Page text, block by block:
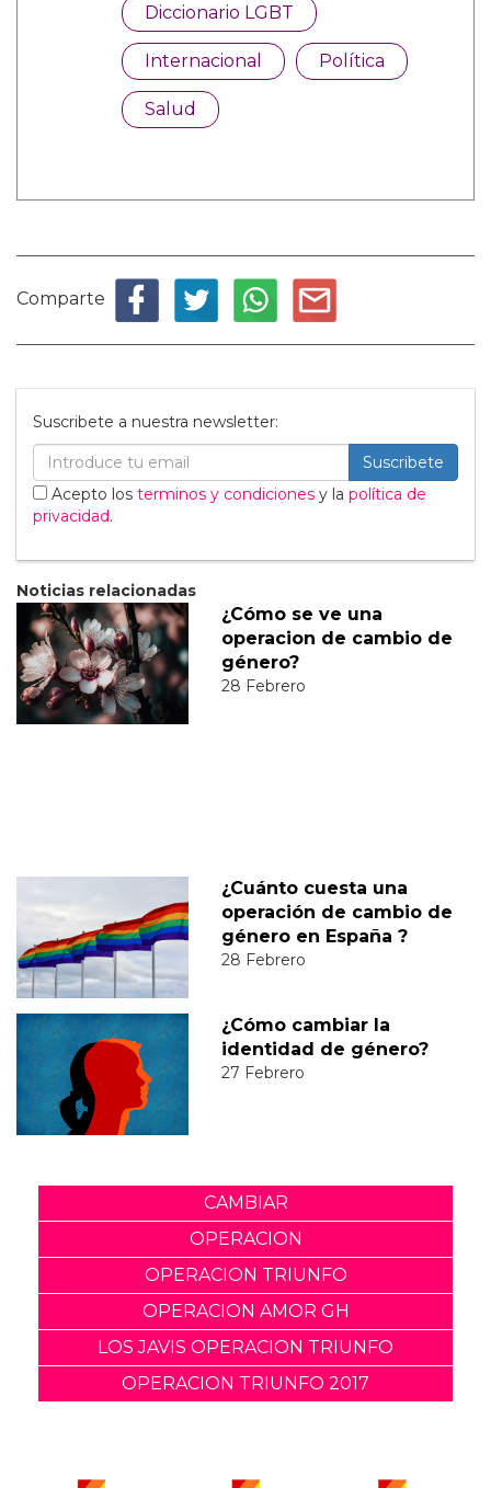
Diccionario LGBT
Internacional Política
Salud
Comparte
Suscribete a nuestra newsletter:
Suscribete
Acepto los terminos y condiciones y la política de
privacidad.
Noticias relacionadas
¿Cómo se ve una
operacion de cambio de
género?
28 Febrero
¿Cuánto cuesta una
operación de cambio de
género en España ?
28 Febrero
¿Cómo cambiar la
identidad de género?
27 Febrero
CAMBIAR
OPERACION
OPERACION TRIUNFO
OPERACION AMOR GH
LOS JAVIS OPERACION TRIUNFO
OPERACION TRIUNFO 2017